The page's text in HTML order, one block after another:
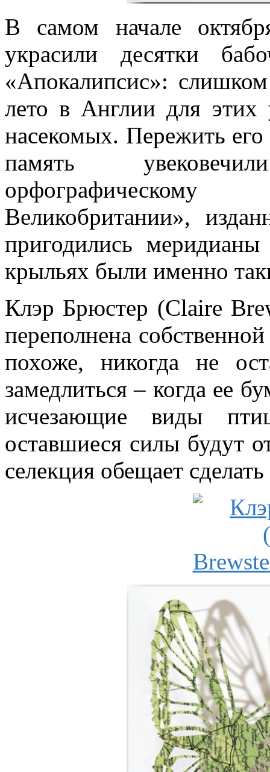
В самом начале
украсили десятки
«Апокалипсис»:
лето в Англии для этих
насекомых. Пережить
память
Великобритании»,
пригодились
крыльях были именно
Клэр Брюстер (Claire
переполнена
похоже, никогда не
замедлиться – когда ее
исчезающие виды
оставшиеся силы будут
селекция обещает